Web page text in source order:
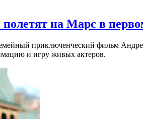
на Марс в
приключенческий фильм
и игру живых актеров.